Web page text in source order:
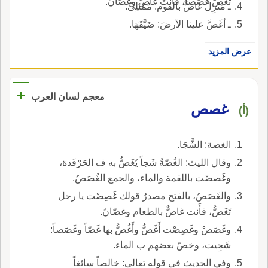
ـ مَنْزِلٌ غاصٌّ بالقوم: مُمْتَلِئٌ.
ـ أغَصَّ علينا الأرضَ: ضَيَّقَهَا.
عرض المزيد
معجم لسان العرب +
(أ) غصص
الغصة: الشَّجَا.
وقال الليث: الغُصّةُ شَجاً يُغَصُّ به ف الحَرْقَدة،
وغَصصْت باللقمة والماء، والجمع الغُصَصُ.
والغَصَصُ، بالفتح مصدرُ قولك غَصِصْت يا رجل
تَغَصُّ، فأَنت غاصٌّ بالطعام وغصّانُ.
وغَصَصْ وغَصِصْت أَغَصُّ وأَغُصُّ بها غَصّاً وغَصََصاً:
شَجِيت، وخصّ بعضهم ب الماء.
وفي الحديث في قوله تعالى: خالصاً سائغاً